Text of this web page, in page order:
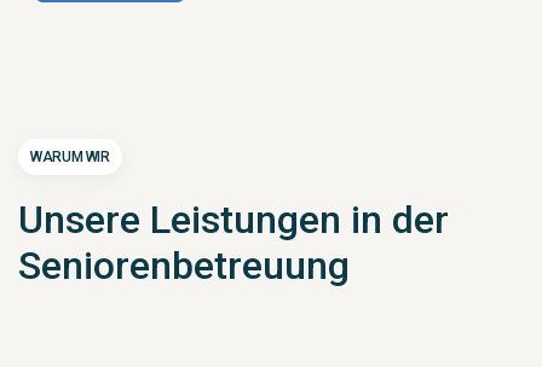
WARUM WIR
Unsere Leistungen in der
Seniorenbetreuung